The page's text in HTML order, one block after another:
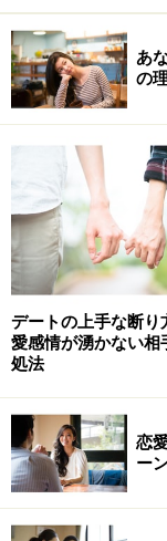
あ
の
デートの上手な断
愛感情が湧かない相
処法
恋
ー